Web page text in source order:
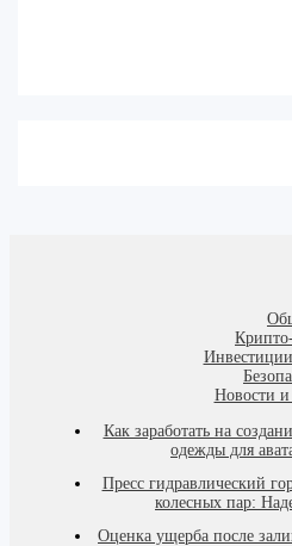
Новости и
Как заработать на
одежды для
Пресс гидравлический
колесных пар:
Оценка ущерба после